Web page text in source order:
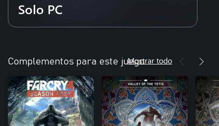
Solo PC
Complementos para este juegoMostrar todo